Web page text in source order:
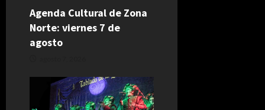
Agenda Cultural de Zona
Norte: viernes 7 de
agosto